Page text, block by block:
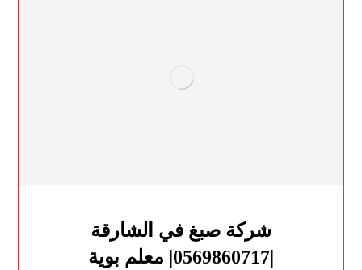
شركة صبغ في الشارقة
|0569860717| معلم بوية